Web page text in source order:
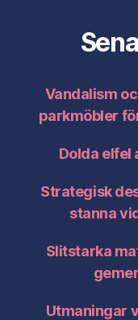
Vandalism
parkmöbler
Dolda elfel
Strategisk
stanna
Slitstarka
Utmaningar